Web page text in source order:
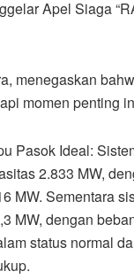
Apel Siaga
menegaskan
momen penting
Pasok Ideal:
2.833 MW,
MW. Sementara
MW, dengan
status normal